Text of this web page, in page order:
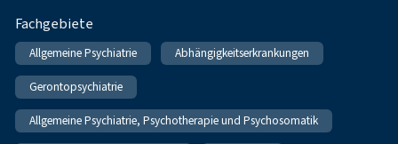
Fachgebiete
Allgemeine Psychiatrie Abhängigkeitserkrankungen
Gerontopsychiatrie
Allgemeine Psychiatrie, Psychotherapie und Psychosomatik